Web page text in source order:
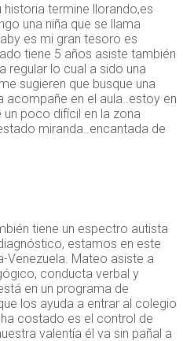
termine llorando,es
una niña que se llama
es mi gran tesoro es
tiene 5 años asiste también
regular lo cual a sido una
sugieren que busque una
acompañe en el aula..estoy en
poco difícil en la zona
miranda..encantada de
tiene un espectro autista
estamos en este
Venezuela. Mateo asiste a
conducta verbal y
en un programa de
los ayuda a entrar al colegio
costado es el control de
valentía él va sin pañal a